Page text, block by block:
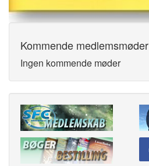
Kommende medlemsmøder
Ingen kommende møder